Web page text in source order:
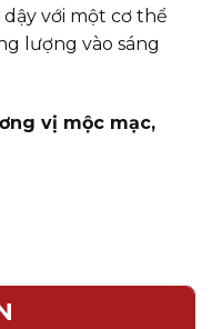
với một cơ thể
lượng vào sáng
vị mộc mạc,